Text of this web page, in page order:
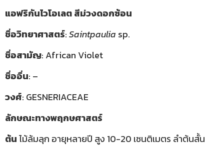
แอฟริกันไวโอเลต สีม่วงดอกซ้อน
ชื่อวิทยาศาสตร์:Saintpaulia sp.
ชื่อสามัญ: African Violet
ชื่ออื่น: –
วงศ์: GESNERIACEAE
ลักษณะทางพฤกษศาสตร์
ต้นไม้ล้มลุก อายุหลายปี สูง 10-20 เซนติเมตร ลำต้นสั้น